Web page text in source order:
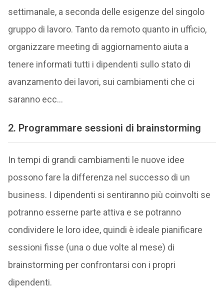
settimanale, a seconda delle esigenze del singolo
gruppo di lavoro. Tanto da remoto quanto in ufficio,
organizzare meeting di aggiornamento aiuta a
tenere informati tutti i dipendenti sullo stato di
avanzamento dei lavori, sui cambiamenti che ci
saranno ecc…
2. Programmare sessioni di brainstorming
In tempi di grandi cambiamenti le nuove idee
possono fare la differenza nel successo di un
business. I dipendenti si sentiranno più coinvolti se
potranno esserne parte attiva e se potranno
condividere le loro idee, quindi è ideale pianificare
sessioni fisse (una o due volte al mese) di
brainstorming per confrontarsi con i propri
dipendenti.